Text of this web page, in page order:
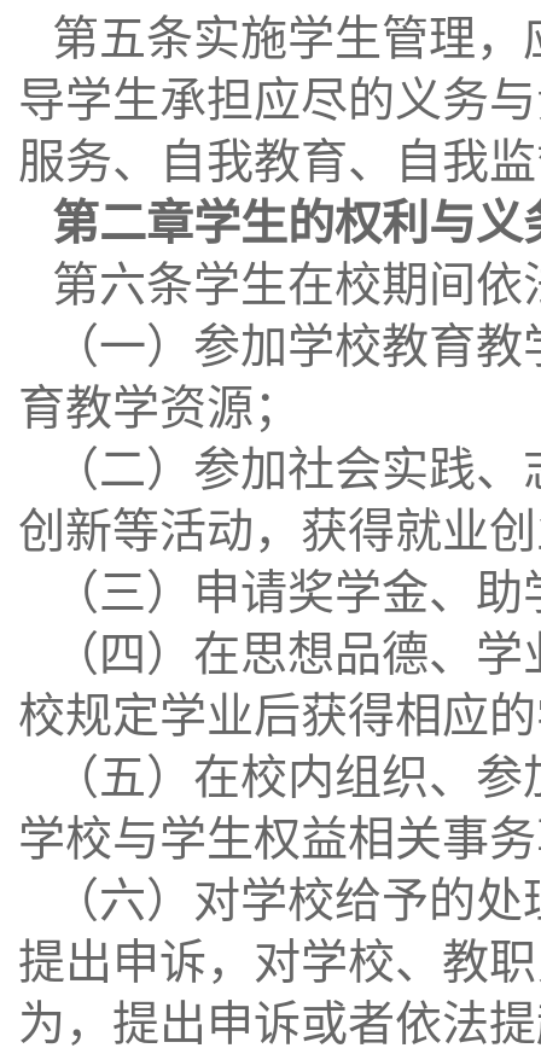
第五条实施学生管理
导学生承担应尽的义务
服务、自我教育、自我
第二章学生的权利与义
第六条学生在校期间
（一）参加学校教育
育教学资源；
（二）参加社会实践
创新等活动，获得就业
（三）申请奖学金、
（四）在思想品德、
校规定学业后获得相应
（五）在校内组织、
学校与学生权益相关事
（六）对学校给予的
提出申诉，对学校、教
为，提出申诉或者依法